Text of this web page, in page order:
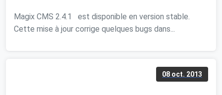
Magix CMS 2.4.1 est disponible en version stable.
Cette mise à jour corrige quelques bugs dans...
08 oct. 2013